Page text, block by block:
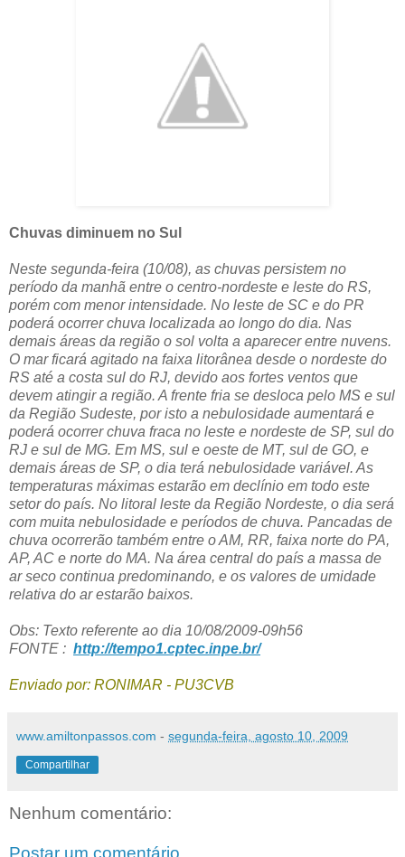
Chuvas diminuem no Sul
Neste segunda-feira (10/08), as chuvas persistem no
período da manhã entre o centro-nordeste e leste do RS,
porém com menor intensidade. No leste de SC e do PR
poderá ocorrer chuva localizada ao longo do dia. Nas
demais áreas da região o sol volta a aparecer entre nuvens.
O mar ficará agitado na faixa litorânea desde o nordeste do
RS até a costa sul do RJ, devido aos fortes ventos que
devem atingir a região. A frente fria se desloca pelo MS e sul
da Região Sudeste, por isto a nebulosidade aumentará e
poderá ocorrer chuva fraca no leste e nordeste de SP, sul do
RJ e sul de MG. Em MS, sul e oeste de MT, sul de GO, e
demais áreas de SP, o dia terá nebulosidade variável. As
temperaturas máximas estarão em declínio em todo este
setor do país. No litoral leste da Região Nordeste, o dia será
com muita nebulosidade e períodos de chuva. Pancadas de
chuva ocorrerão também entre o AM, RR, faixa norte do PA,
AP, AC e norte do MA. Na área central do país a massa de
ar seco continua predominando, e os valores de umidade
relativa do ar estarão baixos.
Obs: Texto referente ao dia 10/08/2009-09h56
FONTE : http://tempo1.cptec.inpe.br/
Enviado por: RONIMAR - PU3CVB
www.amiltonpassos.com - segunda-feira, agosto 10, 2009
Compartilhar
Nenhum comentário:
Postar um comentário